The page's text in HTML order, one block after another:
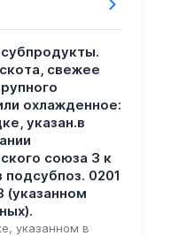
свежее
охлажденное:
указан.в
союза 3 к
0201
(указанном
указанном в